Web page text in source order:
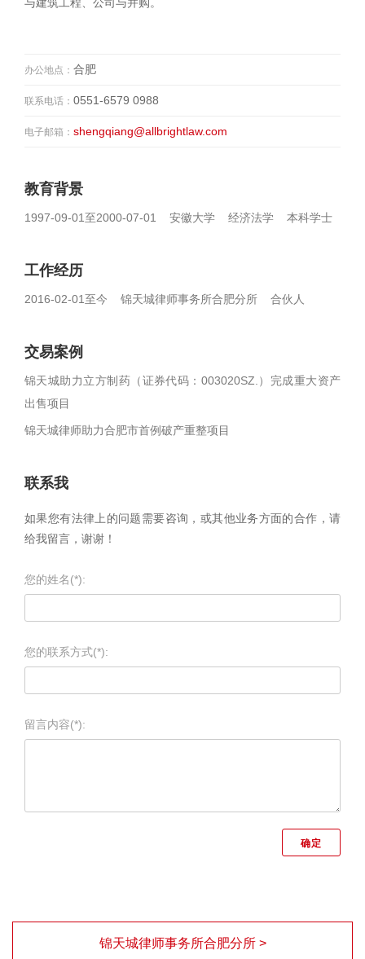
办公地点： 合肥
联系电话： 0551-6579 0988
电子邮箱： shengqiang@allbrightlaw.com
教育背景
1997-09-01至2000-07-01 安徽大学 经济法学 本科学士
工作经历
2016-02-01至今 锦天城律师事务所合肥分所 合伙人
交易案例
锦天城助力立方制药（证券代码：003020SZ.）完成重大资产
出售项目
锦天城律师助力合肥市首例破产重整项目
联系我
如果您有法律上的问题需要咨询，或其他业务方面的合作，请
给我留言，谢谢！
您的姓名(*):
您的联系方式(*):
留言内容(*):
锦天城律师事务所合肥分所 >